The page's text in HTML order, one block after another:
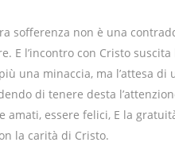
sofferenza non è una
E l’incontro con Cristo
una minaccia, ma l’attesa di
di tenere desta
essere felici, E la
la carità di Cristo.